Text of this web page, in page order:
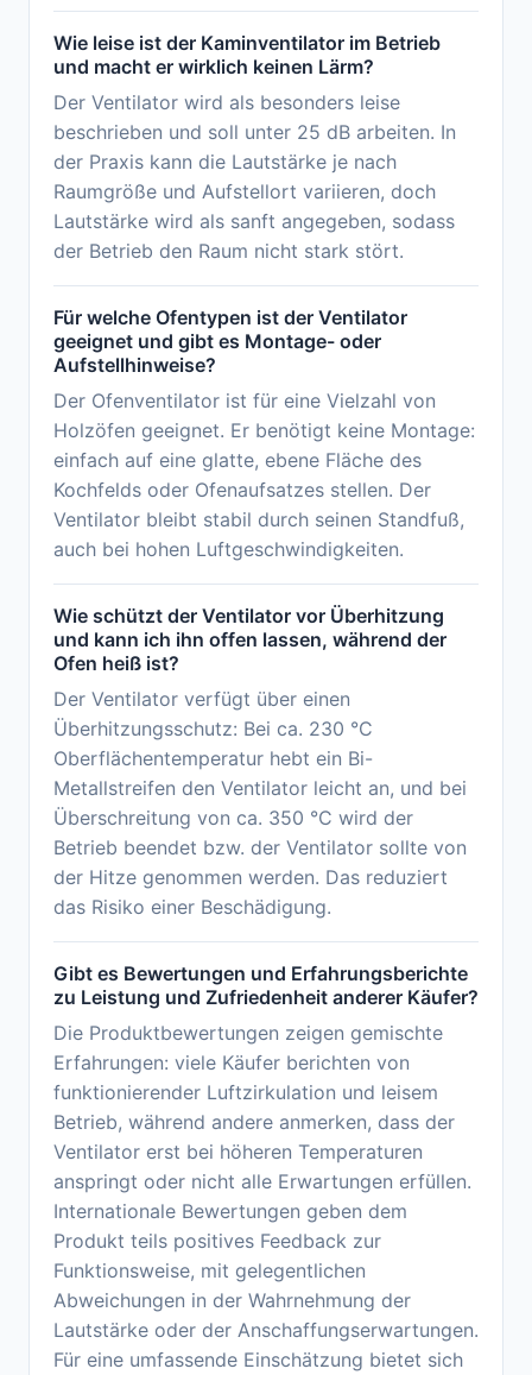
Wie leise ist der Kaminventilator im Betrieb
und macht er wirklich keinen Lärm?
Der Ventilator wird als besonders leise
beschrieben und soll unter 25 dB arbeiten. In
der Praxis kann die Lautstärke je nach
Raumgröße und Aufstellort variieren, doch
Lautstärke wird als sanft angegeben, sodass
der Betrieb den Raum nicht stark stört.
Für welche Ofentypen ist der Ventilator
geeignet und gibt es Montage- oder
Aufstellhinweise?
Der Ofenventilator ist für eine Vielzahl von
Holzöfen geeignet. Er benötigt keine Montage:
einfach auf eine glatte, ebene Fläche des
Kochfelds oder Ofenaufsatzes stellen. Der
Ventilator bleibt stabil durch seinen Standfuß,
auch bei hohen Luftgeschwindigkeiten.
Wie schützt der Ventilator vor Überhitzung
und kann ich ihn offen lassen, während der
Ofen heiß ist?
Der Ventilator verfügt über einen
Überhitzungsschutz: Bei ca. 230 °C
Oberflächentemperatur hebt ein Bi-
Metallstreifen den Ventilator leicht an, und bei
Überschreitung von ca. 350 °C wird der
Betrieb beendet bzw. der Ventilator sollte von
der Hitze genommen werden. Das reduziert
das Risiko einer Beschädigung.
Gibt es Bewertungen und Erfahrungsberichte
zu Leistung und Zufriedenheit anderer Käufer?
Die Produktbewertungen zeigen gemischte
Erfahrungen: viele Käufer berichten von
funktionierender Luftzirkulation und leisem
Betrieb, während andere anmerken, dass der
Ventilator erst bei höheren Temperaturen
anspringt oder nicht alle Erwartungen erfüllen.
Internationale Bewertungen geben dem
Produkt teils positives Feedback zur
Funktionsweise, mit gelegentlichen
Abweichungen in der Wahrnehmung der
Lautstärke oder der Anschaffungserwartungen.
Für eine umfassende Einschätzung bietet sich